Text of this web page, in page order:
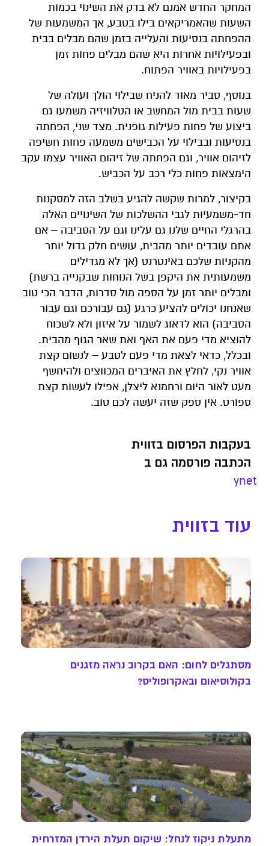
המחקר החדש אמנם לא בדק את השינוי בכמות
השעות שהאמריקאים בילו בטבע, אך המשמעות של
ההפחתה בנסיעות והעלייה בזמן שהם מבלים בבית
ובפעילויות אחרות היא שהם מבלים פחות זמן
בפעילויות באוויר הפתוח.
בנוסף, סביר מאוד להניח שבילוי הולך ועולה של
שעות בבית מול המחשב או הטלוויזיה משמעו גם
ביצוע של פחות פעילות גופנית. מצד שני, הפחתה
בנסיעות ובבילוי על הכבישים משמעה פחות חשיפה
לזיהום אוויר, וגם הפחתה של זיהום האוויר עצמו עקב
הימצאות פחות כלי רכב על הכביש.
בקיצור, למרות שקשה להגיע בשלב הזה למסקנות
חד-משמעיות לגבי ההשלכות של השינויים האלה
בהרגלי החיים שלנו גם עלינו וגם על הסביבה – אם
אתם עובדים יותר מהבית, עושים חלק גדול יותר
מהקניות שלכם באינטרנט (אך לא מגדילים
משמעותית את היקפן בשל הנוחות שבקנייה ברשת)
ומבלים יותר זמן על הספה מול סדרות, הדבר הכי טוב
שאנחנו יכולים להציע כרגע (גם עבורכם וגם עבור
הסביבה) הוא לדאוג לשמור על איזון ולא לשכוח
להוציא מדי פעם את האף ואת שאר הגוף מהבית.
ובכלל, כדאי לצאת מדי פעם לטבע – לנשום קצת
אוויר נקי, לחלץ את האיברים המכווצים ולהיחשף
מעט לאור היום ורחמנא ליצלן, אפילו לעשות קצת
ספורט. אין ספק שזה יעשה לכם טוב.
בעקבות הפרסום בזווית
הכתבה פורסמה גם ב
ynet
עוד בזווית
מסתגלים לחום: האם בקרוב נראה מזגנים
בקולוסיאום ובאקרופוליס?
מתעלת ניקוז לנחל: שיקום תעלת הירדן המזרחית